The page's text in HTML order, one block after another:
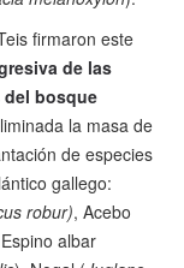
firmaron este
de las
bosque
la masa de
de especies
gallego:
robur), Acebo
albar